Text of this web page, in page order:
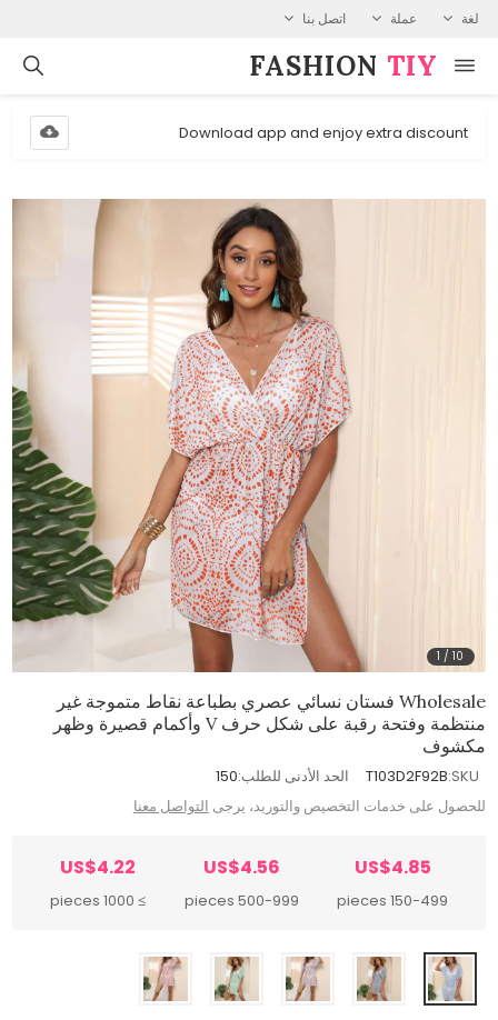
لغة عملة اتصل بنا
FASHION⁠ TIY
Download app and enjoy extra discount
1 /10
Wholesale فستان نسائي عصري بطباعة نقاط متموجة غير
منتظمة وفتحة رقبة على شكل حرف V وأكمام قصيرة وظهر
مكشوف
SKU:
T103D2F92B الحد الأدنى للطلب:150
للحصول على خدمات التخصيص والتوريد، يرجى التواصل معنا
US$4.85
150-499 pieces
US$4.56
500-999 pieces
US$4.22
≥ 1000 pieces